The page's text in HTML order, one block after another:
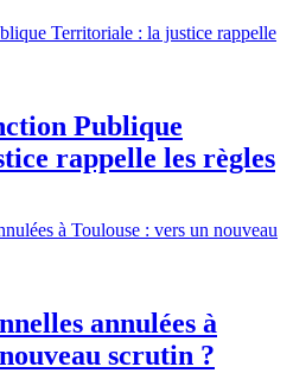
Publique
rappelle les règles
annulées à
scrutin ?